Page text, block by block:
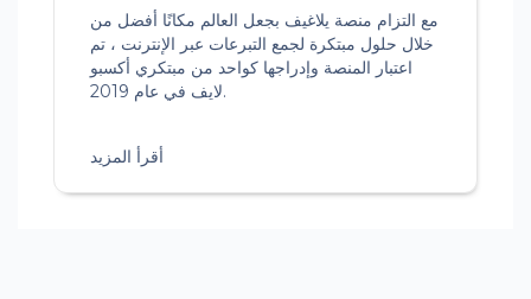
مع التزام منصة يلاغيف بجعل العالم مكانًا أفضل من
خلال حلول مبتكرة لجمع التبرعات عبر الإنترنت ، تم
اعتبار المنصة وإدراجها كواحد من مبتكري أكسبو
لايف في عام 2019.
أقرأ المزيد